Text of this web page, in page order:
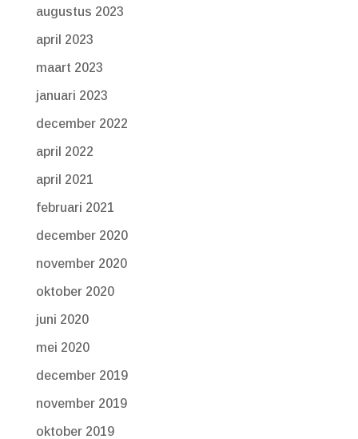
augustus 2023
april 2023
maart 2023
januari 2023
december 2022
april 2022
april 2021
februari 2021
december 2020
november 2020
oktober 2020
juni 2020
mei 2020
december 2019
november 2019
oktober 2019